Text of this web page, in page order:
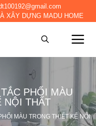
XÂY DỰNG MADU HOME
PHỐI MÀU
NỘI THẤT
MÀU TRONG THIẾT KẾ NỘI